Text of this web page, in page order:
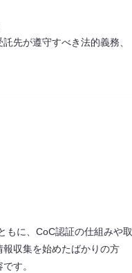
先が遵守すべき法的義務、
もに、CoC認証の仕組みや取
収集を始めたばかりの方
す。